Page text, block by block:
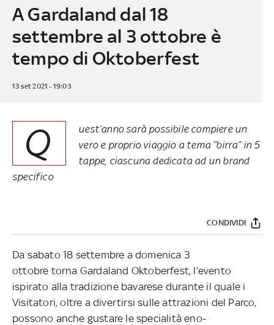
A Gardaland dal 18
settembre al 3 ottobre è
tempo di Oktoberfest
13 set 2021 - 19:03
Q
uest’anno sarà possibile compiere un
vero e proprio viaggio a tema “birra” in 5
tappe, ciascuna dedicata ad un brand
specifico
CONDIVIDI
Da sabato 18 settembre a domenica 3
ottobre torna Gardaland Oktoberfest, l’evento
ispirato alla tradizione bavarese durante il quale i
Visitatori, oltre a divertirsi sulle attrazioni del Parco,
possono anche gustare le specialità eno-